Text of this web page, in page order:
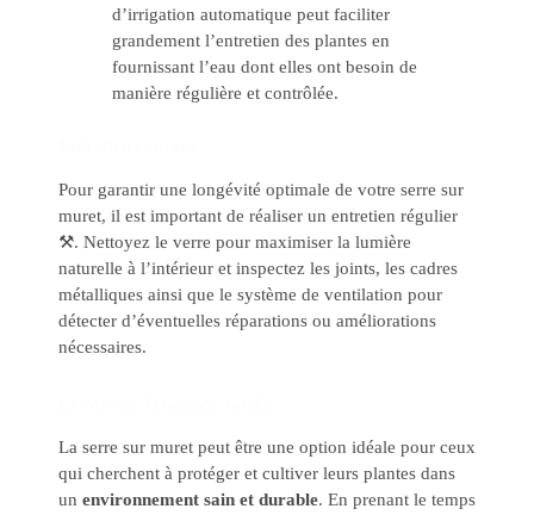
d’irrigation automatique peut faciliter
grandement l’entretien des plantes en
fournissant l’eau dont elles ont besoin de
manière régulière et contrôlée.
Pour garantir une longévité optimale de votre serre sur
muret, il est important de réaliser un entretien régulier
⚒️. Nettoyez le verre pour maximiser la lumière
naturelle à l’intérieur et inspectez les joints, les cadres
métalliques ainsi que le système de ventilation pour
détecter d’éventuelles réparations ou améliorations
nécessaires.
La serre sur muret peut être une option idéale pour ceux
qui cherchent à protéger et cultiver leurs plantes dans
un environnement sain et durable. En prenant le temps